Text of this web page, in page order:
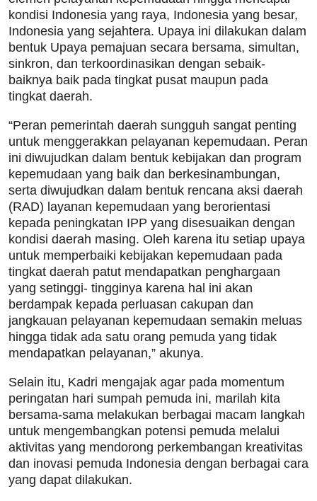
kondisi Indonesia yang raya, Indonesia yang besar,
Indonesia yang sejahtera. Upaya ini dilakukan dalam
bentuk Upaya pemajuan secara bersama, simultan,
sinkron, dan terkoordinasikan dengan sebaik-
baiknya baik pada tingkat pusat maupun pada
tingkat daerah.
“Peran pemerintah daerah sungguh sangat penting
untuk menggerakkan pelayanan kepemudaan. Peran
ini diwujudkan dalam bentuk kebijakan dan program
kepemudaan yang baik dan berkesinambungan,
serta diwujudkan dalam bentuk rencana aksi daerah
(RAD) layanan kepemudaan yang berorientasi
kepada peningkatan IPP yang disesuaikan dengan
kondisi daerah masing. Oleh karena itu setiap upaya
untuk memperbaiki kebijakan kepemudaan pada
tingkat daerah patut mendapatkan penghargaan
yang setinggi- tingginya karena hal ini akan
berdampak kepada perluasan cakupan dan
jangkauan pelayanan kepemudaan semakin meluas
hingga tidak ada satu orang pemuda yang tidak
mendapatkan pelayanan,” akunya.
Selain itu, Kadri mengajak agar pada momentum
peringatan hari sumpah pemuda ini, marilah kita
bersama-sama melakukan berbagai macam langkah
untuk mengembangkan potensi pemuda melalui
aktivitas yang mendorong perkembangan kreativitas
dan inovasi pemuda Indonesia dengan berbagai cara
yang dapat dilakukan.